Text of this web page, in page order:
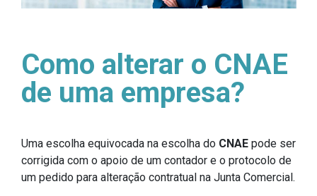
Como alterar o CNAE
de uma empresa?
Uma escolha equivocada na escolha do CNAE pode ser
corrigida com o apoio de um contador e o protocolo de
um pedido para alteração contratual na Junta Comercial.